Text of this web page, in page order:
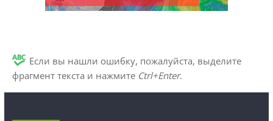
Если вы нашли ошибку, пожалуйста, выделите
фрагмент текста и нажмите Ctrl+Enter.